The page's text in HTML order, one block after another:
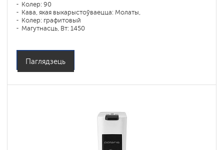
Колер: 90
Кава, якая выкарыстоўваецца: Молаты,
Колер: графитовый
Магутнасць, Вт: 1450
Паглядзець